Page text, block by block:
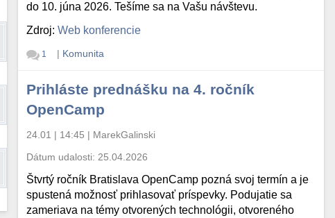
do 10. júna 2026. Tešíme sa na Vašu návštevu.
Zdroj:Web konferencie
1 | Komunita
Prihláste prednášku na 4. ročník
OpenCamp
24.01 | 14:45 | MarekGalinski
Dátum udalosti: 25.04.2026
Štvrtý ročník Bratislava OpenCamp pozná svoj termín a je
spustená možnosť prihlasovať príspevky. Podujatie sa
zameriava na témy otvorených technológii, otvoreného